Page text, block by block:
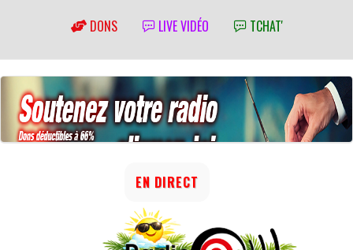
DONS LIVE VIDÉO TCHAT'
EN DIRECT